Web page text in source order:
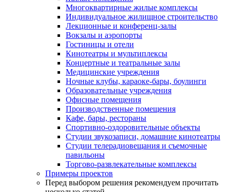
Многоквартирные жилые комплексы
Индивидуальное жилищное строительство
Лекционные и конференц-залы
Вокзалы и аэропорты
Гостиницы и отели
Кинотеатры и мультиплексы
Концертные и театральные залы
Медицинские учреждения
Ночные клубы, караоке-бары, боулинги
Образовательные учреждения
Офисные помещения
Производственные помещения
Кафе, бары, рестораны
Спортивно-оздоровительные объекты
Студии звукозаписи, домашние кинотеатры
Студии телерадиовещания и съемочные
павильоны
Торгово-развлекательные комплексы
Примеры проектов
Перед выбором решения рекомендуем прочитать